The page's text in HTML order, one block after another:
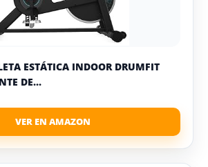
ESTÁTICA INDOOR DRUMFIT
DE...